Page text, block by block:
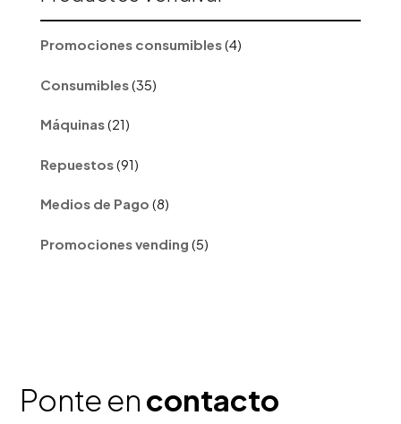
Promociones consumibles 44
productos
Consumibles 35
productos
Máquinas 2121
productos
Repuestos 91
productos
Medios de Pago 88
productos
Promociones vending 5
productos
Ponte encontacto